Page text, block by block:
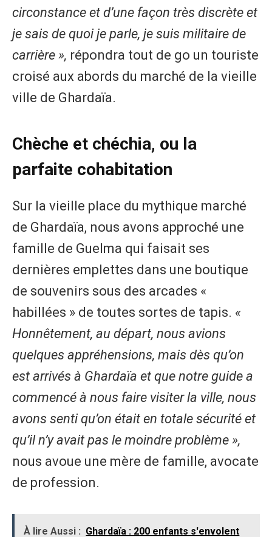
circonstance et d’une façon très discrète et
je sais de quoi je parle, je suis militaire de
carrière », répondra tout de go un touriste
croisé aux abords du marché de la vieille
ville de Ghardaïa.
Chèche et chéchia, ou la
parfaite cohabitation
Sur la vieille place du mythique marché
de Ghardaïa, nous avons approché une
famille de Guelma qui faisait ses
dernières emplettes dans une boutique
de souvenirs sous des arcades «
habillées » de toutes sortes de tapis. «
Honnêtement, au départ, nous avions
quelques appréhensions, mais dès qu’on
est arrivés à Ghardaïa et que notre guide a
commencé à nous faire visiter la ville, nous
avons senti qu’on était en totale sécurité et
qu’il n’y avait pas le moindre problème »,
nous avoue une mère de famille, avocate
de profession.
À lire Aussi : ​Ghardaïa : 200 enfants s'envolent